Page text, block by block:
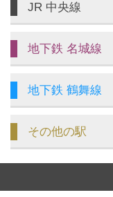
JR 中央線
地下鉄 名城線
地下鉄 鶴舞線
その他の駅